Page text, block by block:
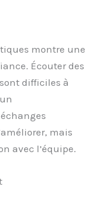
montre une
Écouter des
difficiles à
mais
avec l’équipe.